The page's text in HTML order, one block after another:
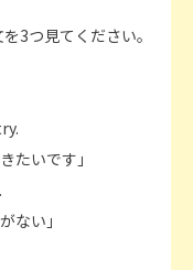
3つ見てください。
たいです」
ない」